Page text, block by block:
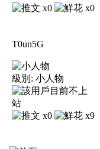
x0 x0
T0un5G
級別: 小人物
x0 x9